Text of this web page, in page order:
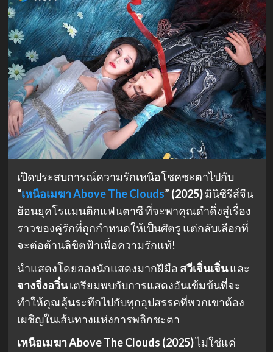
เปิดประสบการณ์ความรักเหนือโชคชะตาไปกับ
“เหนือเมฆา Above The Clouds” (2025)มินิซีรีส์จีน
ย้อนยุคโรแมนติกแฟนตาซี ที่จะพาคุณดำดิ่งสู่เรื่อง
ราวของคู่รักที่ถูกกำหนดให้เป็นศัตรู แต่กลับเลือกที่
จะต่อต้านลิขิตฟ้าเพื่อความรักแท้!
นำแสดงโดยสองนักแสดงมากฝีมือ สวีเจิ่นเจิ่นและ
จางจิ่งอวิ๋นเตรียมพบกับการแสดงอันเข้มข้นที่จะ
ทำให้คุณลุ้นระทึกไปกับทุกอุปสรรคที่พวกเขาต้อง
เผชิญในเส้นทางแห่งการพลิกชะตา
เหนือเมฆา Above The Clouds (2025)ไม่ใช่แค่